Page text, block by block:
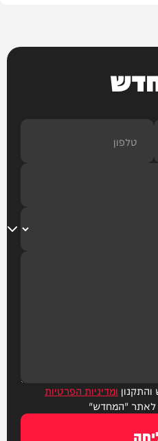
ומדיניות הפרטיות
לאתר "המחדש"